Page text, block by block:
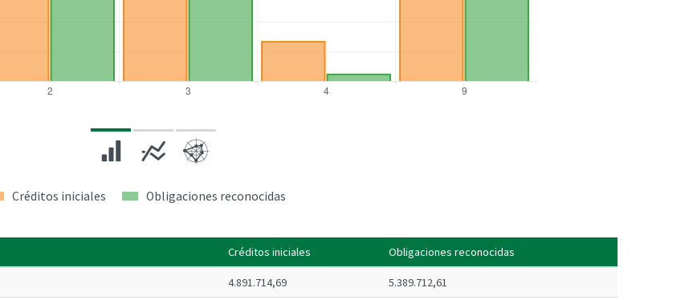
Créditos iniciales Obligaciones reconocidas
Créditos iniciales Obligaciones reconocidas
4.891.714,69 5.389.712,61